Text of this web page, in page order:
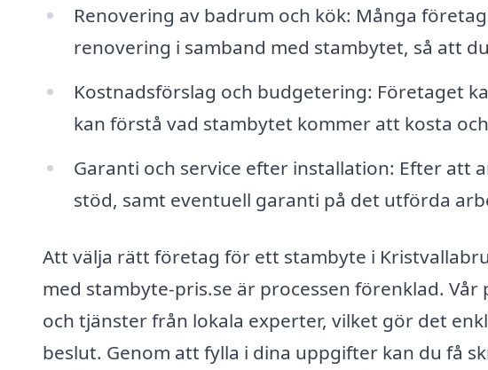
Renovering av badrum och kök: Många
renovering i samband med stambytet, så att
Kostnadsförslag och budgetering: Företaget
kan förstå vad stambytet kommer att kosta
Garanti och service efter installation: Efter att
stöd, samt eventuell garanti på det utförda
Att välja rätt företag för ett stambyte i
med stambyte-pris.se är processen förenklad.
och tjänster från lokala experter, vilket gör det
beslut. Genom att fylla i dina uppgifter kan du få